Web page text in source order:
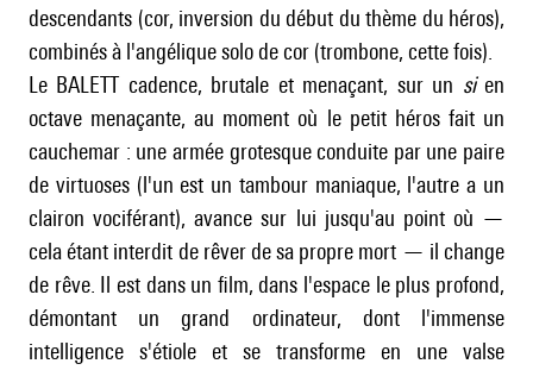
descendants (cor, inversion du début du thème du héros),
combinés à l'angélique solo de cor (trombone, cette fois).
Le BALETT cadence, brutale et menaçant, sur un sien
octave menaçante, au moment où le petit héros fait un
cauchemar : une armée grotesque conduite par une paire
de virtuoses (l'un est un tambour maniaque, l'autre a un
clairon vociférant), avance sur lui jusqu'au point où —
cela étant interdit de rêver de sa propre mort — il change
de rêve. Il est dans un film, dans l'espace le plus profond,
démontant un grand ordinateur, dont l'immense
intelligence s'étiole et se transforme en une valse